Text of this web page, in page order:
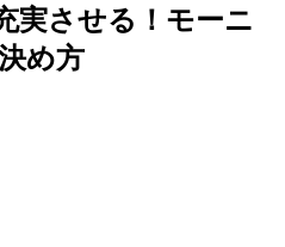
実させる！モーニ
め方